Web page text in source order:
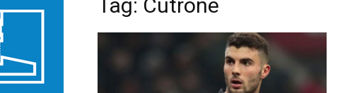
Tag: Cutrone